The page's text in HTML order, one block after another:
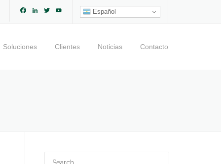
Español
Facebook
LinkedIn
TwitterYouTube
Channel
Soluciones Clientes Noticias Contacto